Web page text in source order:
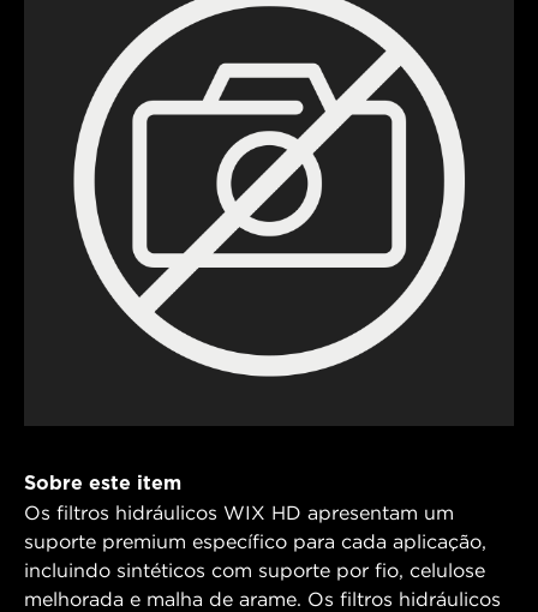
Sobre este item
Os filtros hidráulicos WIX HD apresentam um
suporte premium específico para cada aplicação,
incluindo sintéticos com suporte por fio, celulose
melhorada e malha de arame. Os filtros hidráulicos